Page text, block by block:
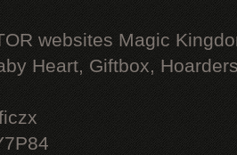
websites Magic
Heart, Giftbox,